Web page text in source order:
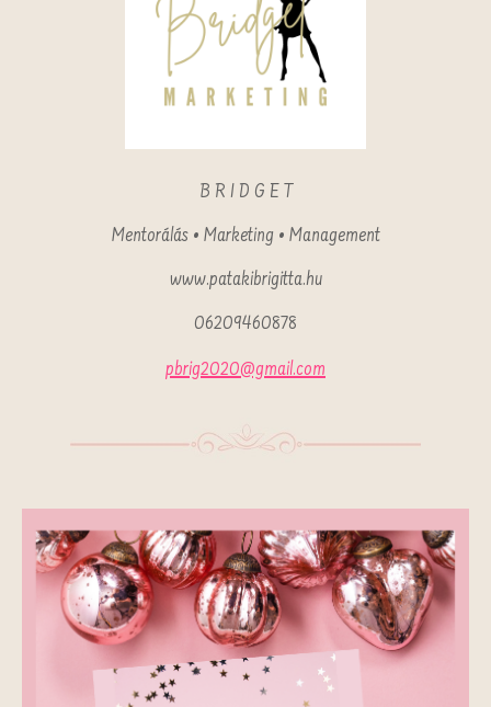
B R I D G E T
Mentorálás • Marketing • Management
www.patakibrigitta.hu
06209460878
pbrig2020@gmail.com